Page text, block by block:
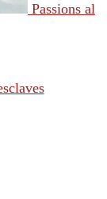
Passions al